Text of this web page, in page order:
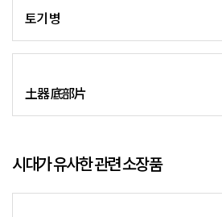
토기 병
土器 底部片
시대가 유사한 관련 소장품